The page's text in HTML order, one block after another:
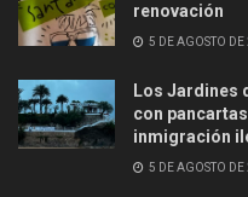
renovación
5 DE AGOSTO
Los Jardines
con
inmigración
5 DE AGOSTO